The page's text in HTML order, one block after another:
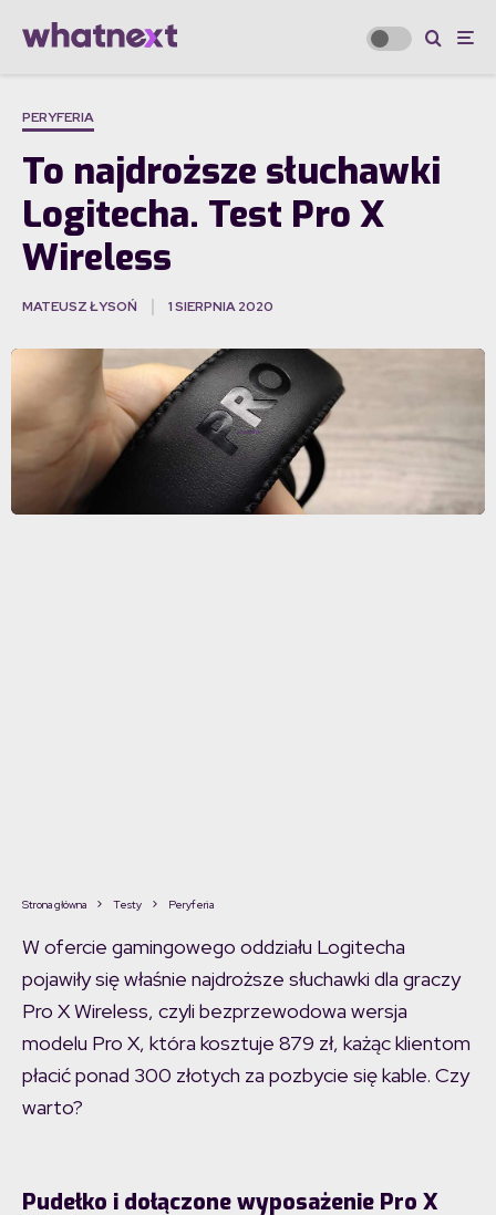
PERYFERIA
To najdroższe słuchawki
Logitecha. Test Pro X
Wireless
MATEUSZ ŁYSOŃ 1 SIERPNIA 2020
Strona główna Testy Peryferia
W ofercie gamingowego oddziału Logitecha
pojawiły się właśnie najdroższe słuchawki dla graczy
Pro X Wireless, czyli bezprzewodowa wersja
modelu Pro X, która kosztuje 879 zł, każąc klientom
płacić ponad 300 złotych za pozbycie się kable. Czy
warto?
Pudełko i dołączone wyposażenie Pro X